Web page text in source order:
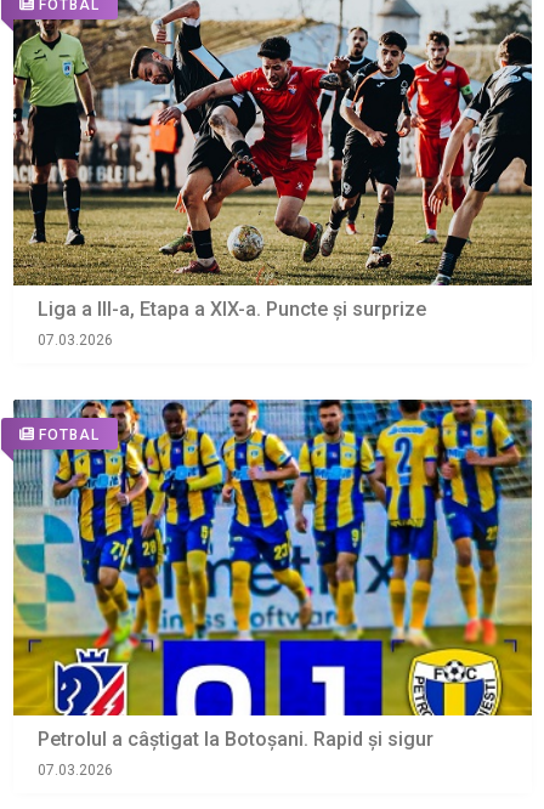
FOTBAL
Liga a III-a, Etapa a XIX-a. Puncte și surprize
07.03.2026
FOTBAL
Petrolul a câștigat la Botoșani. Rapid și sigur
07.03.2026